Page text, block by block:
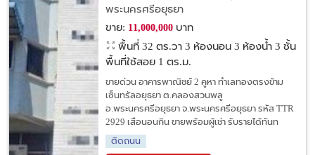
พระนครศรีอยุธยา
ขาย: 11,000,000บาท
พื้นที่ 32 ตร.วา 3 ห้องนอน 3 ห้องน้ำ 3 ชั้น
พื้นที่ใช้สอย 1 ตร.ม.
ขายด่วน อาคารพาณิชย์ 2 คูหา ทำเลทองตรงข้าม
เซ็นทรัลอยุธยา ต.คลองสวนพลู
อ.พระนครศรีอยุธยา จ.พระนครศรีอยุธยา รหัส TTR
2929 เสือนอนกิน ขายพร้อมผู้เช่า รับรายได้ทันท
ติดถนน